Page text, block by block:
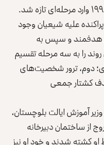
خشونت علیه هزاره‌های کویته از اواخر دهه‌ی ۱۹۹۰ وارد مرحله‌ای تازه شد.
علیه شیعیان وجود
ترورهای هدفمند و سپس به
را به سه مرحله تقسیم
دوم، ترور شخصیت‌های
کشتار جمعی
وزیر آموزش ایالت بلوچستان،
خروج از ساختمان دبیرخانه
او کشته شدند و خود او نیز